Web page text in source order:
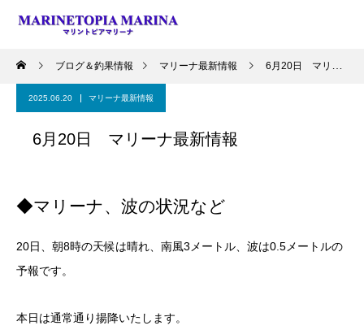
ブログ＆釣果情報 マリーナ最新情報 6月20日 マリーナ最新情報
2025.06.20 マリーナ最新情報
6月20日 マリーナ最新情報
◆マリーナ、波の状況など
20日、朝8時の天候は晴れ、南風3メートル、波は0.5メートルの
予報です。
本日は通常通り揚降いたします。